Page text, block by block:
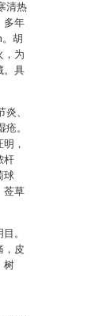
清热
多年
胡
，为
。具
、
。
，
杆
球
莶草
。
，皮
树